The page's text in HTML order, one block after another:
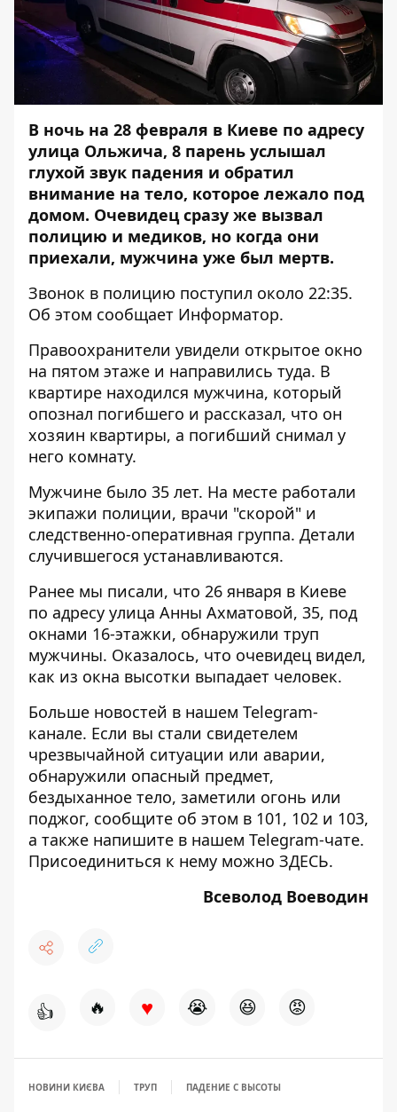
В ночь на 28 февраля в Киеве по адресу
улица Ольжича, 8 парень услышал
глухой звук падения и обратил
внимание на тело, которое лежало под
домом. Очевидец сразу же вызвал
полицию и медиков, но когда они
приехали, мужчина уже был мертв.
Звонок в полицию поступил около 22:35.
Об этом сообщает Информатор.
Правоохранители увидели открытое окно
на пятом этаже и направились туда. В
квартире находился мужчина, который
опознал погибшего и рассказал, что он
хозяин квартиры, а погибший снимал у
него комнату.
Мужчине было 35 лет. На месте работали
экипажи полиции, врачи "скорой" и
следственно-оперативная группа. Детали
случившегося устанавливаются.
Ранее мы писали, что 26 января в Киеве
по адресу улица Анны Ахматовой, 35, под
окнами 16-этажки, обнаружили труп
мужчины. Оказалось, что очевидец видел,
как из окна высотки выпадает человек.
Больше новостей в нашем Telegram-
канале. Если вы стали свидетелем
чрезвычайной ситуации или аварии,
обнаружили опасный предмет,
бездыханное тело, заметили огонь или
поджог, сообщите об этом в 101, 102 и 103,
а также напишите в нашем Telegram-чате.
Присоединиться к нему можно ЗДЕСЬ.
Всеволод Воеводин
👍 🔥 ♥ 😭 😆 😡
НОВИНИ КИЄВА ТРУП ПАДЕНИЕ С ВЫСОТЫ